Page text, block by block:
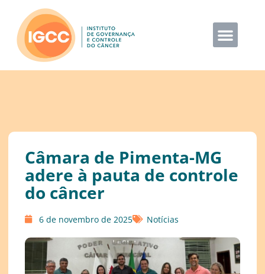
Câmara de Pimenta-MG
adere à pauta de controle
do câncer
6 de novembro de 2025 Notícias